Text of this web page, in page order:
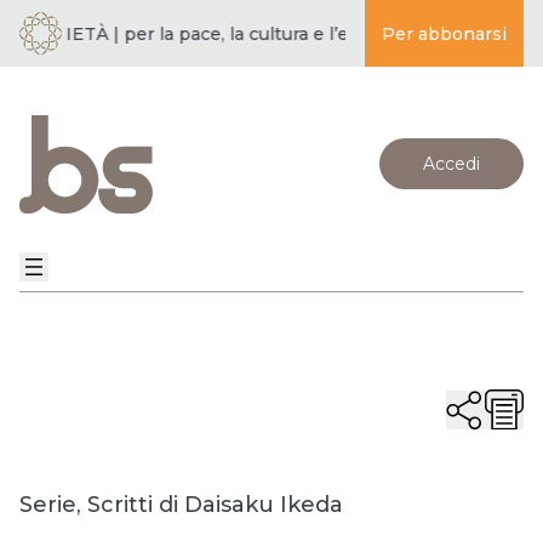
SOCIETÀ | per la pace, la cultura e l’educazione ·Per abbonarsi
Accedi
Serie, Scritti di Daisaku Ikeda